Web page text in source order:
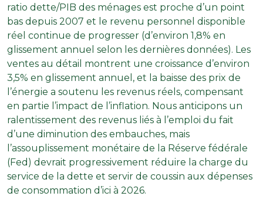
ratio dette/PIB des ménages est proche d’un point
bas depuis 2007 et le revenu personnel disponible
réel continue de progresser (d’environ 1,8% en
glissement annuel selon les dernières données). Les
ventes au détail montrent une croissance d’environ
3,5% en glissement annuel, et la baisse des prix de
l’énergie a soutenu les revenus réels, compensant
en partie l’impact de l’inflation. Nous anticipons un
ralentissement des revenus liés à l’emploi du fait
d’une diminution des embauches, mais
l’assouplissement monétaire de la Réserve fédérale
(Fed) devrait progressivement réduire la charge du
service de la dette et servir de coussin aux dépenses
de consommation d’ici à 2026.